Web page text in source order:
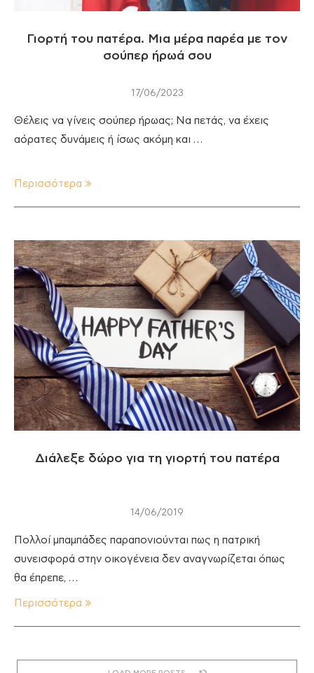
Γιορτή του πατέρα. Μια μέρα παρέα με τον
σούπερ ήρωά σου
17/06/2023
Θέλεις να γίνεις σούπερ ήρωας; Να πετάς, να έχεις
αόρατες δυνάμεις ή ίσως ακόμη και …
Περισσότερα
Διάλεξε δώρο για τη γιορτή του πατέρα
14/06/2019
Πολλοί μπαμπάδες παραπονιούνται πως η πατρική
συνεισφορά στην οικογένεια δεν αναγνωρίζεται όπως
θα έπρεπε, …
Περισσότερα